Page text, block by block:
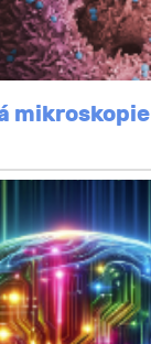
mikroskopie